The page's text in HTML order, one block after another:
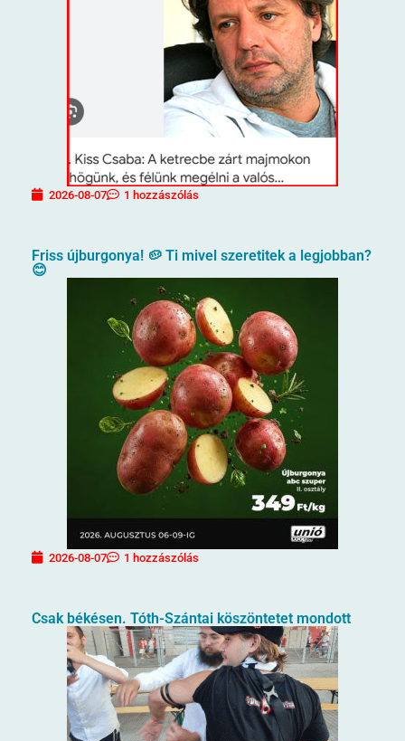
2026-08-07 1 hozzászólás
Friss újburgonya! 🥔 Ti mivel szeretitek a legjobban?
😊
2026-08-07 1 hozzászólás
Csak békésen. Tóth-Szántai köszöntetet mondott